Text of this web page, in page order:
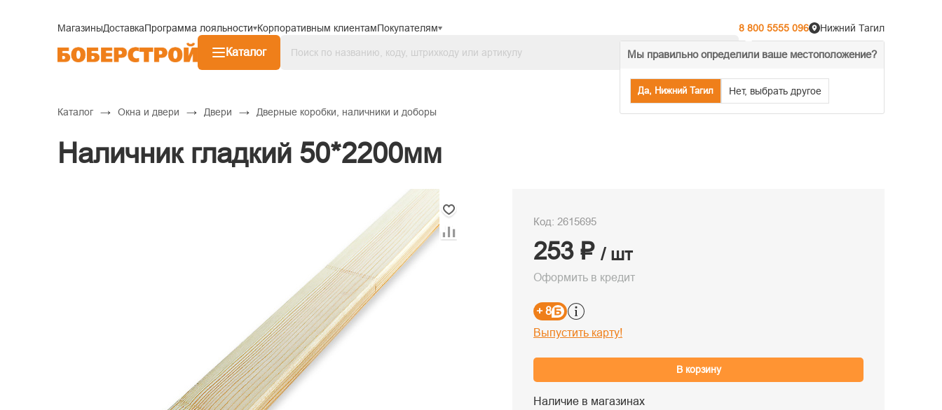
МагазиныДоставкаПрограмма лояльности Корпоративным клиентамПокупателям 8 800 5555 096
Мы правильно определили ваше местоположение?
Да, Нижний Тагил Нет, выбрать другое
Нижний Тагил
Каталог
% Акции Распродажа
Каталог → Окна и двери → Двери → Дверные коробки, наличники и доборы
Наличник гладкий 50*2200мм
Код: 2615695
253 ₽ / шт
Оформить в кредит
+ 8
Выпустить карту!
В корзину
Наличие в магазинах